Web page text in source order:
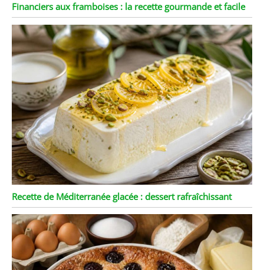
Financiers aux framboises : la recette gourmande et facile
Recette de Méditerranée glacée : dessert rafraîchissant